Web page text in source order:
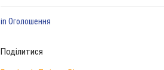
in Оголошення
Поділитися